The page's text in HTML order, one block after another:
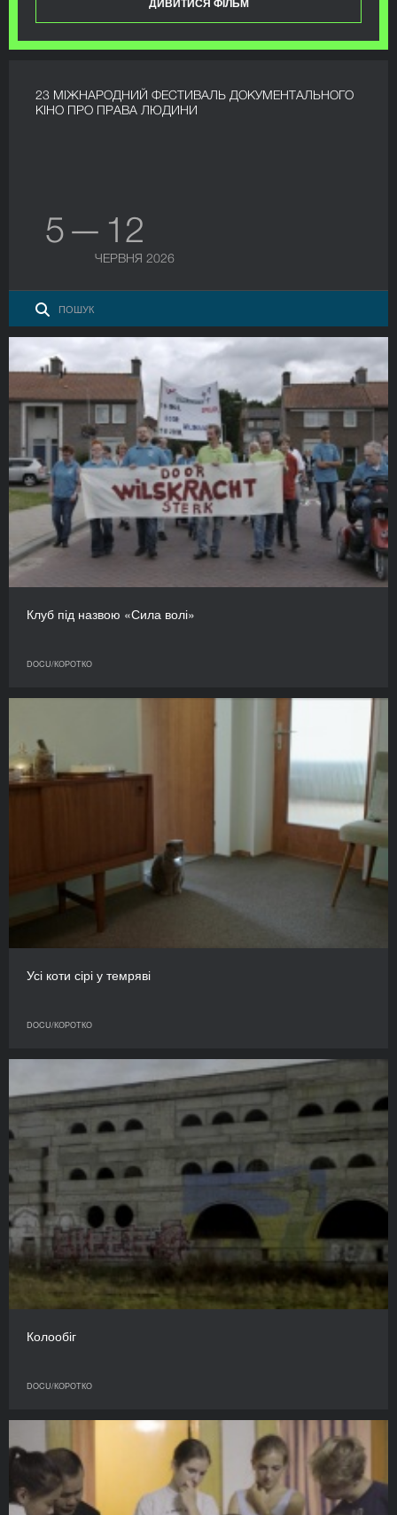
23 МІЖНАРОДНИЙ ФЕСТИВАЛЬ ДОКУМЕНТАЛЬНОГО
КІНО ПРО ПРАВА ЛЮДИНИ
5 — 12
ЧЕРВНЯ 2026
Клуб під назвою «Сила волі»
DOCU/КОРОТКО
Усі коти сірі у темряві
DOCU/КОРОТКО
Колообіг
DOCU/КОРОТКО